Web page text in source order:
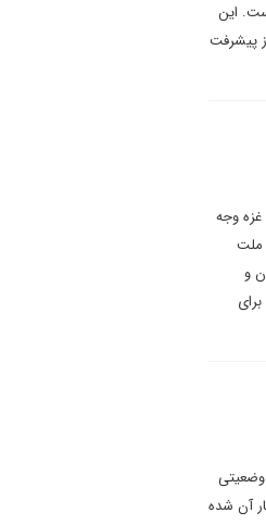
این
و همچنین گزارش‌هایی از پیشرفت
وجه
ملت
و
وضعیتی
آن شده